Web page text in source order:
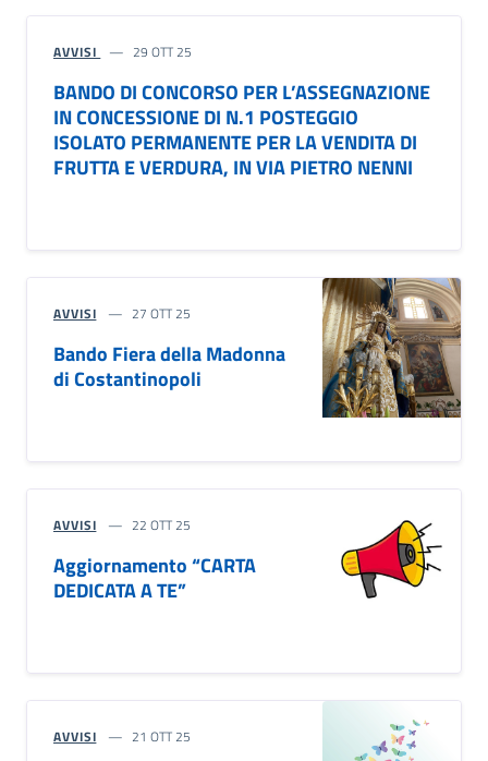
AVVISI 29 OTT 25
BANDO DI CONCORSO PER L’ASSEGNAZIONE
IN CONCESSIONE DI N.1 POSTEGGIO
ISOLATO PERMANENTE PER LA VENDITA DI
FRUTTA E VERDURA, IN VIA PIETRO NENNI
AVVISI 27 OTT 25
Bando Fiera della Madonna
di Costantinopoli
AVVISI 22 OTT 25
Aggiornamento “CARTA
DEDICATA A TE”
AVVISI 21 OTT 25